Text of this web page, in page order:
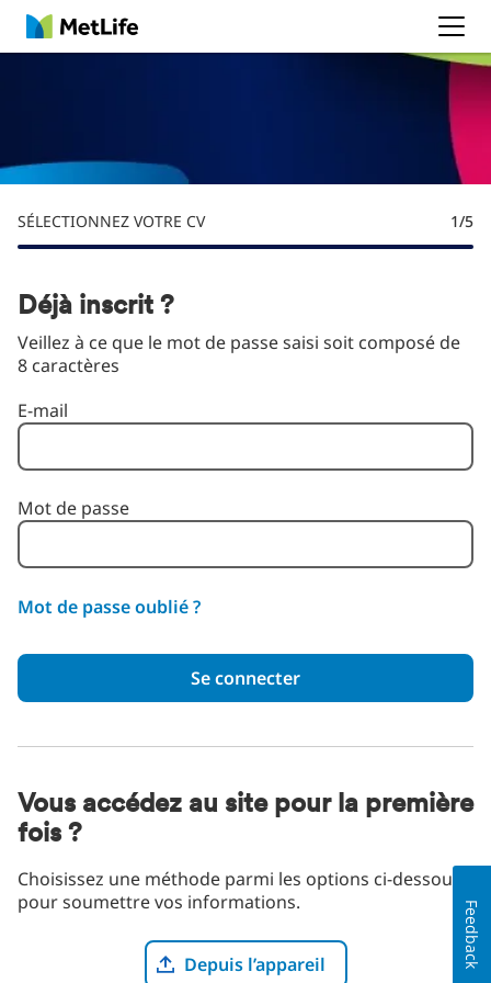
MetLife
SÉLECTIONNEZ VOTRE CV 1/5
Déjà inscrit ?
Veillez à ce que le mot de passe saisi soit composé de
8 caractères
Connexion : utilisateur et mot de passe
E-mail
Mot de passe
Mot de passe oublié ?
Se connecter
Vous accédez au site pour la première
fois ?
Choisissez une méthode parmi les options ci-dessous
pour soumettre vos informations.
Depuis l’appareil
Télécharger le fichier du CV Feedback